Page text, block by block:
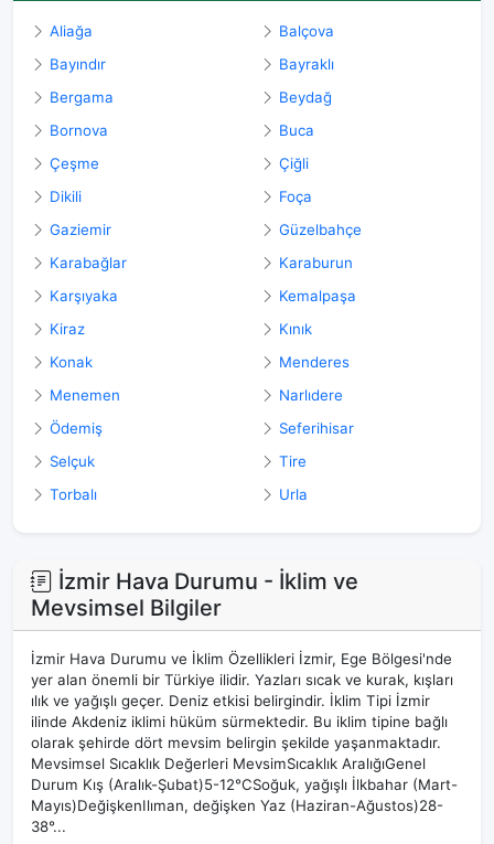
Aliağa
Balçova
Bayındır
Bayraklı
Bergama
Beydağ
Bornova
Buca
Çeşme
Çiğli
Dikili
Foça
Gaziemir
Güzelbahçe
Karabağlar
Karaburun
Karşıyaka
Kemalpaşa
Kiraz
Kınık
Konak
Menderes
Menemen
Narlıdere
Ödemiş
Seferihisar
Selçuk
Tire
Torbalı
Urla
İzmir Hava Durumu - İklim ve
Mevsimsel Bilgiler
İzmir Hava Durumu ve İklim Özellikleri İzmir, Ege Bölgesi'nde
yer alan önemli bir Türkiye ilidir. Yazları sıcak ve kurak, kışları
ılık ve yağışlı geçer. Deniz etkisi belirgindir. İklim Tipi İzmir
ilinde Akdeniz iklimi hüküm sürmektedir. Bu iklim tipine bağlı
olarak şehirde dört mevsim belirgin şekilde yaşanmaktadır.
Mevsimsel Sıcaklık Değerleri MevsimSıcaklık AralığıGenel
Durum Kış (Aralık-Şubat)5-12°CSoğuk, yağışlı İlkbahar (Mart-
Mayıs)DeğişkenIlıman, değişken Yaz (Haziran-Ağustos)28-
38°...